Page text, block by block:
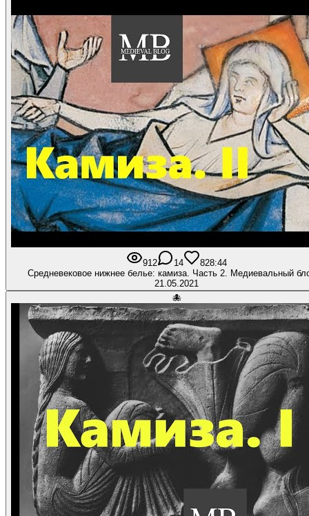
912 14 828:44
Средневековое нижнее белье: камиза. Часть 2. Медиевальный
21.05.2021
🐙